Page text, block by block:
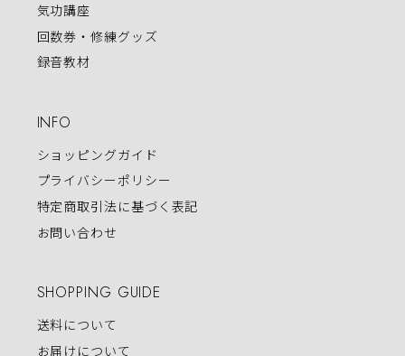
気功講座
回数券・修練グッズ
録音教材
INFO
ショッピングガイド
プライバシーポリシー
特定商取引法に基づく表記
お問い合わせ
SHOPPING GUIDE
送料について
お届けについて